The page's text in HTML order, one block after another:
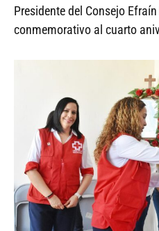
Presidente del Consejo
conmemorativo al cuarto